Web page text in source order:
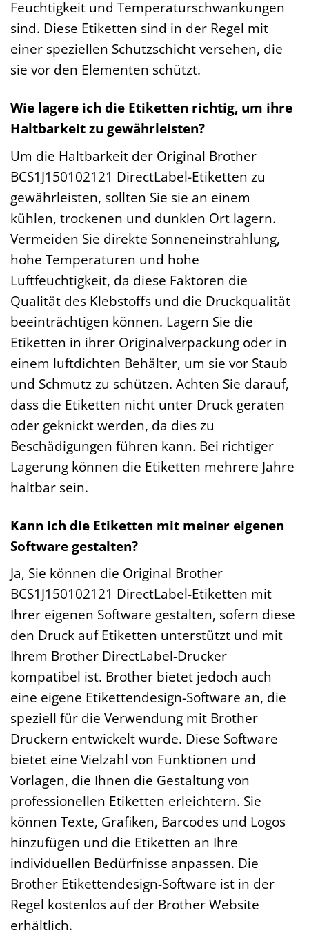
Feuchtigkeit und Temperaturschwankungen
sind. Diese Etiketten sind in der Regel mit
einer speziellen Schutzschicht versehen, die
sie vor den Elementen schützt.
Wie lagere ich die Etiketten richtig, um ihre
Haltbarkeit zu gewährleisten?
Um die Haltbarkeit der Original Brother
BCS1J150102121 DirectLabel-Etiketten zu
gewährleisten, sollten Sie sie an einem
kühlen, trockenen und dunklen Ort lagern.
Vermeiden Sie direkte Sonneneinstrahlung,
hohe Temperaturen und hohe
Luftfeuchtigkeit, da diese Faktoren die
Qualität des Klebstoffs und die Druckqualität
beeinträchtigen können. Lagern Sie die
Etiketten in ihrer Originalverpackung oder in
einem luftdichten Behälter, um sie vor Staub
und Schmutz zu schützen. Achten Sie darauf,
dass die Etiketten nicht unter Druck geraten
oder geknickt werden, da dies zu
Beschädigungen führen kann. Bei richtiger
Lagerung können die Etiketten mehrere Jahre
haltbar sein.
Kann ich die Etiketten mit meiner eigenen
Software gestalten?
Ja, Sie können die Original Brother
BCS1J150102121 DirectLabel-Etiketten mit
Ihrer eigenen Software gestalten, sofern diese
den Druck auf Etiketten unterstützt und mit
Ihrem Brother DirectLabel-Drucker
kompatibel ist. Brother bietet jedoch auch
eine eigene Etikettendesign-Software an, die
speziell für die Verwendung mit Brother
Druckern entwickelt wurde. Diese Software
bietet eine Vielzahl von Funktionen und
Vorlagen, die Ihnen die Gestaltung von
professionellen Etiketten erleichtern. Sie
können Texte, Grafiken, Barcodes und Logos
hinzufügen und die Etiketten an Ihre
individuellen Bedürfnisse anpassen. Die
Brother Etikettendesign-Software ist in der
Regel kostenlos auf der Brother Website
erhältlich.